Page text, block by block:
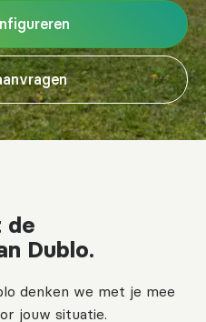
de
Dublo.
denken we met je mee
jouw situatie.